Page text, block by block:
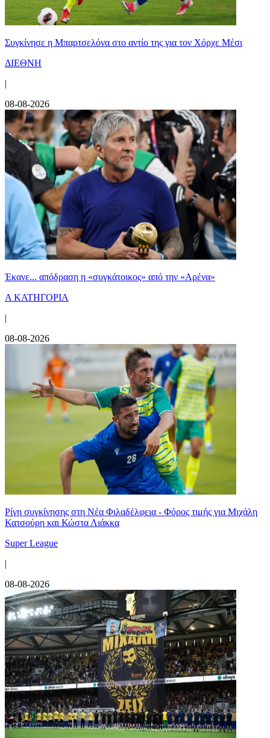
Συγκίνησε η Μπαρτσελόνα στο αντίο της για τον Χόρχε Μέσι
ΔΙΕΘΝΗ
|
08-08-2026
Έκανε... απόδραση η «συγκάτοικος» από την «Αρένα»
Α ΚΑΤΗΓΟΡΙΑ
|
08-08-2026
Ρίγη συγκίνησης στη Νέα Φιλαδέλφεια - Φόρος τιμής για Μιχάλη
Κατσούρη και Κώστα Λιάκκα
Super League
|
08-08-2026